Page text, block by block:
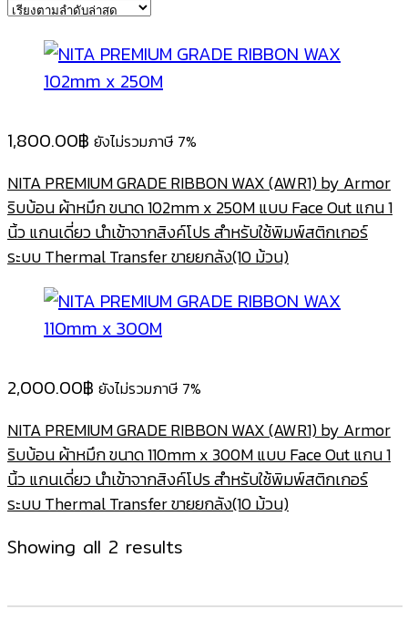
1,800.00฿ ยังไม่รวมภาษี 7%
NITA PREMIUM GRADE RIBBON WAX (AWR1) by Armor
ริบบ้อน ผ้าหมึก ขนาด 102mm x 250M แบบ Face Out แกน 1
นิ้ว แกนเดี่ยว นำเข้าจากสิงค์โปร สำหรับใช้พิมพ์สติกเกอร์
ระบบ Thermal Transfer ขายยกลัง(10 ม้วน)
2,000.00฿ ยังไม่รวมภาษี 7%
NITA PREMIUM GRADE RIBBON WAX (AWR1) by Armor
ริบบ้อน ผ้าหมึก ขนาด 110mm x 300M แบบ Face Out แกน 1
นิ้ว แกนเดี่ยว นำเข้าจากสิงค์โปร สำหรับใช้พิมพ์สติกเกอร์
ระบบ Thermal Transfer ขายยกลัง(10 ม้วน)
Showing all 2 results
latest